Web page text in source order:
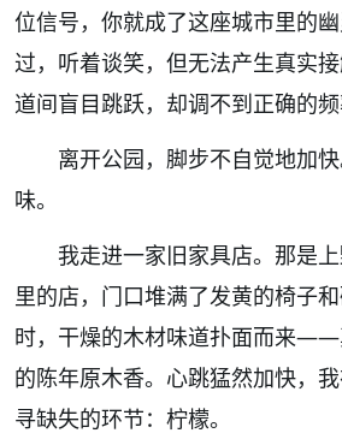
位信号，你就成了这座城市里的
过，听着谈笑，但无法产生真实
道间盲目跳跃，却调不到正确的频
离开公园，脚步不自觉地加
味。
我走进一家旧家具店。那是
里的店，门口堆满了发黄的椅子
时，干燥的木材味道扑面而来——
的陈年原木香。心跳猛然加快，
寻缺失的环节：柠檬。